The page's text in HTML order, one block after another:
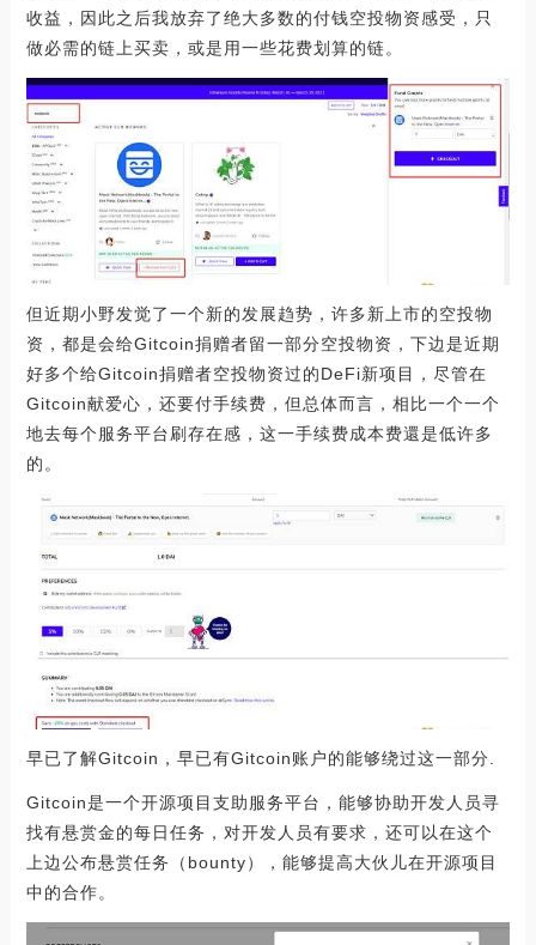
收益，因此之后我放弃了绝大多数的付钱空投物资感受，只
做必需的链上买卖，或是用一些花费划算的链。
但近期小野发觉了一个新的发展趋势，许多新上市的空投物
资，都是会给Gitcoin捐赠者留一部分空投物资，下边是近期
好多个给Gitcoin捐赠者空投物资过的DeFi新项目，尽管在
Gitcoin献爱心，还要付手续费，但总体而言，相比一个一个
地去每个服务平台刷存在感，这一手续费成本费還是低许多
的。
早已了解Gitcoin，早已有Gitcoin账户的能够绕过这一部分.
Gitcoin是一个开源项目支助服务平台，能够协助开发人员寻
找有悬赏金的每日任务，对开发人员有要求，还可以在这个
上边公布悬赏任务（bounty），能够提高大伙儿在开源项目
中的合作。